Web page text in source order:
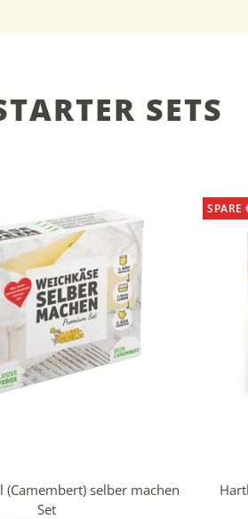
SETS
(Camembert) selber machen
Set
SPARE